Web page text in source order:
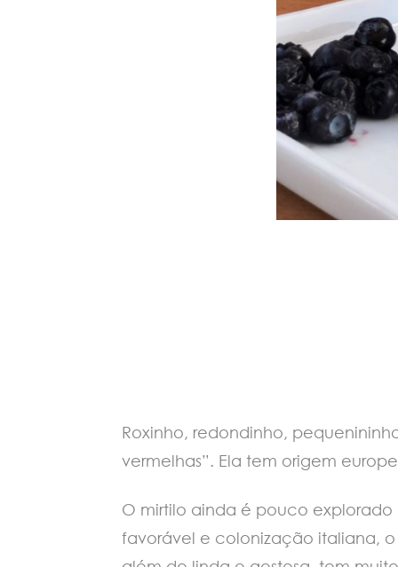
Roxinho, redondinho,
vermelhas”. Ela tem origem
O mirtilo ainda é pouco
favorável e colonização italiana,